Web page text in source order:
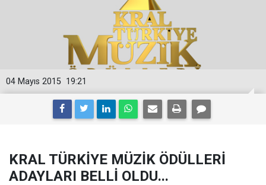
19:21
04 Mayıs 2015
KRAL TÜRKİYE MÜZİK ÖDÜLLERİ
ADAYLARI BELLİ OLDU...